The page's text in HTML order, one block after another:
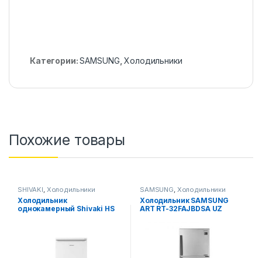
Категории:SAMSUNG ,Холодильники
Похожие товары
SHIVAKI, Холодильники
Холодильник
однокамерный Shivaki HS
SAMSUNG, Холодильники
Холодильник SAMSUNG
ART RT-32FAJBDSA UZ